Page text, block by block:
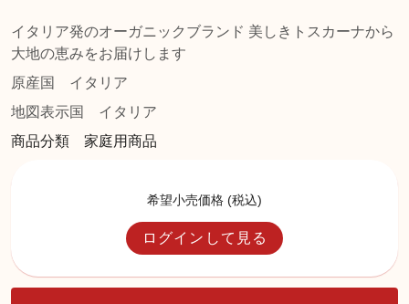
イタリア発のオーガニックブランド 美しきトスカーナから
大地の恵みをお届けします
原産国
イタリア
地図表示国
イタリア
商品分類 家庭用商品
希望小売価格 (税込)
ログインして見る